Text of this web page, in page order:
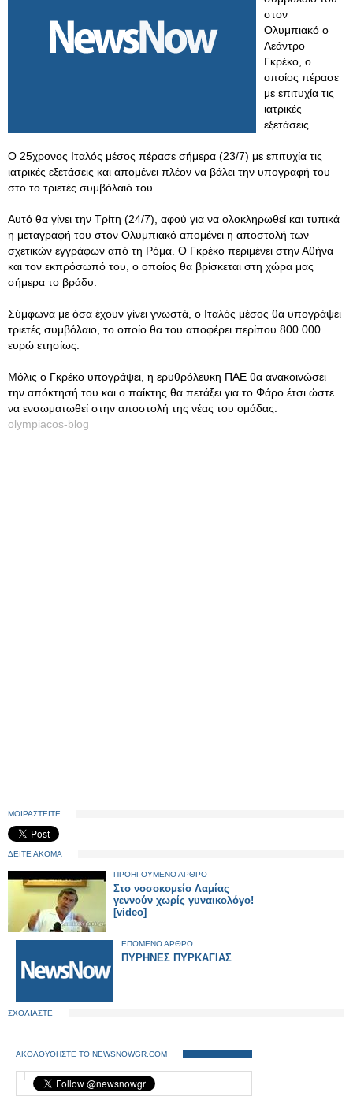
στον
Ολυμπιακό ο
Λεάντρο
Γκρέκο, ο
οποίος πέρασε
με επιτυχία τις
ιατρικές
εξετάσεις
Ο 25χρονος Ιταλός μέσος πέρασε σήμερα (23/7) με επιτυχία τις
ιατρικές εξετάσεις και απομένει πλέον να βάλει την υπογραφή του
στο το τριετές συμβόλαιό του.
Αυτό θα γίνει την Τρίτη (24/7), αφού για να ολοκληρωθεί και τυπικά
η μεταγραφή του στον Ολυμπιακό απομένει η αποστολή των
σχετικών εγγράφων από τη Ρόμα. Ο Γκρέκο περιμένει στην Αθήνα
και τον εκπρόσωπό του, ο οποίος θα βρίσκεται στη χώρα μας
σήμερα το βράδυ.
Σύμφωνα με όσα έχουν γίνει γνωστά, ο Ιταλός μέσος θα υπογράψει
τριετές συμβόλαιο, το οποίο θα του αποφέρει περίπου 800.000
ευρώ ετησίως.
Μόλις ο Γκρέκο υπογράψει, η ερυθρόλευκη ΠΑΕ θα ανακοινώσει
την απόκτησή του και ο παίκτης θα πετάξει για το Φάρο έτσι ώστε
να ενσωματωθεί στην αποστολή της νέας του ομάδας.
olympiacos-blog
ΜΟΙΡΑΣΤΕΙΤΕ
ΔΕΙΤΕ ΑΚΟΜΑ
ΠΡΟΗΓΟΥΜΕΝΟ ΑΡΘΡΟ
Στο νοσοκομείο Λαμίας
γεννούν χωρίς γυναικολόγο!
[video]
ΕΠΟΜΕΝΟ ΑΡΘΡΟ
ΠΥΡΗΝΕΣ ΠΥΡΚΑΓΙΑΣ
ΣΧΟΛΙΑΣΤΕ
ΑΚΟΛΟΥΘΗΣΤΕ ΤΟ NEWSNOWGR.COM